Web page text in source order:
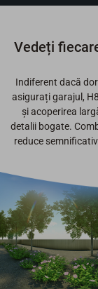
Vedeți
Indiferent dacă
asigurați garajul,
și acoperirea
detalii bogate.
reduce